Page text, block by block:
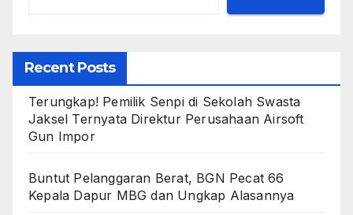
Recent Posts
Terungkap! Pemilik Senpi di Sekolah Swasta
Jaksel Ternyata Direktur Perusahaan Airsoft
Gun Impor
Buntut Pelanggaran Berat, BGN Pecat 66
Kepala Dapur MBG dan Ungkap Alasannya